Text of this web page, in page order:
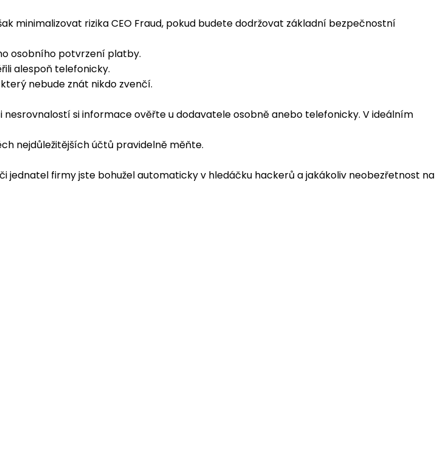
minimalizovat rizika CEO Fraud, pokud budete dodržovat základní bezpečnostní
osobního potvrzení platby.
alespoň telefonicky.
nebude znát nikdo zvenčí.
si informace ověřte u dodavatele osobně anebo telefonicky. V ideálním
nejdůležitějších účtů pravidelně měňte.
jednatel firmy jste bohužel automaticky v hledáčku hackerů a jakákoliv neobezřetnost na